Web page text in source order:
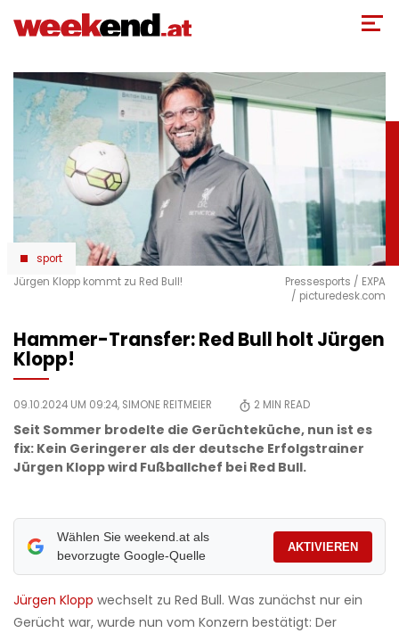
zum
sport
Jürgen Klopp kommt zu Red Bull!
Pressesports / EXPA
/ picturedesk.com
Hammer-Transfer: Red Bull holt Jürgen
Klopp!
09.10.2024 UM 09:24, SIMONE REITMEIER 2 MIN READ
Seit Sommer brodelte die Gerüchteküche, nun ist es
fix: Kein Geringerer als der deutsche Erfolgstrainer
Jürgen Klopp wird Fußballchef bei Red Bull.
Wählen Sie weekend.at als
bevorzugte Google-Quelle
AKTIVIEREN
Jürgen Klopp wechselt zu Red Bull. Was zunächst nur ein
Gerücht war, wurde nun vom Konzern bestätigt: Der